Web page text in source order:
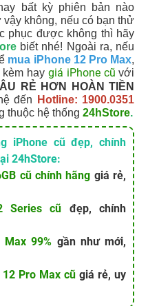
bất kỳ phiên bản nào
không, nếu có bạn thử
phục được không thì hãy
biết nhé! Ngoài ra, nếu
mua iPhone 12 Pro Max,
hay giá iPhone cũ với
RẺ HƠN HOÀN TIỀN
đến
Hotline: 1900.0351
thuộc hệ thống 24hStore.
iPhone cũ đẹp, chính
24hStore:
cũ chính hãng giá rẻ,
Series cũ đẹp, chính
Max 99% gần như mới,
12 Pro Max cũ giá rẻ, uy